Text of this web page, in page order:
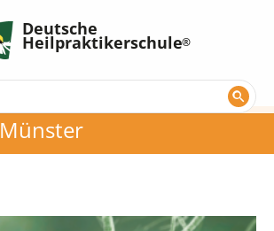
Deutsche
Heilpraktikerschule
Münster